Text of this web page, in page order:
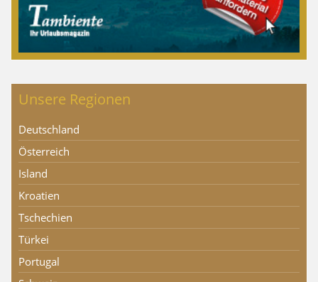
Unsere Regionen
Deutschland
Österreich
Island
Kroatien
Tschechien
Türkei
Portugal